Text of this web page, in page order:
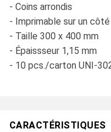
- Coins arrondis
- Imprimable sur un côté
- Taille 300 x 400 mm
- Épaissseur 1,15 mm
- 10 pcs./carton UNI-
CARACTÉRISTIQUES